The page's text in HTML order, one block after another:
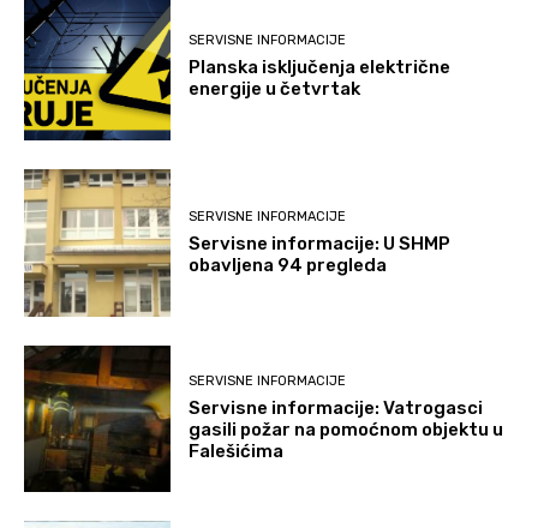
SERVISNE INFORMACIJE
Planska isključenja električne
energije u četvrtak
SERVISNE INFORMACIJE
Servisne informacije: U SHMP
obavljena 94 pregleda
SERVISNE INFORMACIJE
Servisne informacije: Vatrogasci
gasili požar na pomoćnom objektu u
Falešićima